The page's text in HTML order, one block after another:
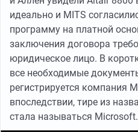
идеально и MITS
программу на платной
заключения договора
юридическое лицо. В
все необходимые
регистрируется компания
впоследствии, тире из
стала называться Microsoft.